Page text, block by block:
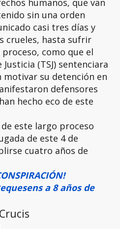
humanos, que van
sin una orden
casi tres días y
crueles, hasta sufrir
como que el
(TSJ) sentenciara
motivar su detención en
defensores
hecho eco de este
este largo proceso
de este 4 de
cuatro años de
a 8 años de